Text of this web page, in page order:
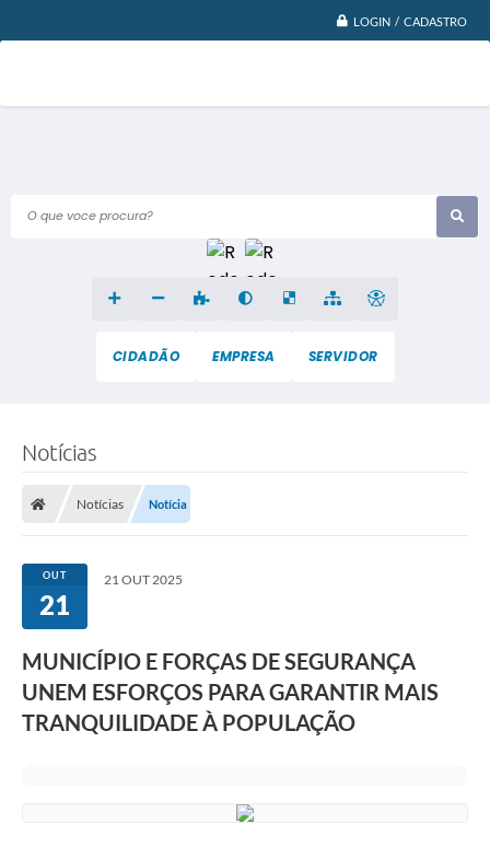
LOGIN / CADASTRO
O que voce procura?
CIDADÃO EMPRESA SERVIDOR
Notícias
Notícias Notícia
OUT
21
21 OUT 2025
MUNICÍPIO E FORÇAS DE SEGURANÇA
UNEM ESFORÇOS PARA GARANTIR MAIS
TRANQUILIDADE À POPULAÇÃO